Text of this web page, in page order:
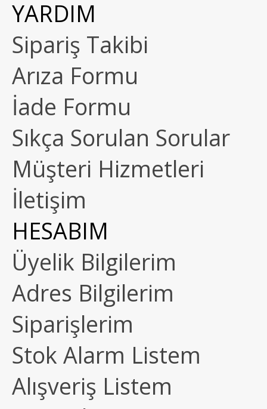
YARDIM
Sipariş Takibi
Arıza Formu
İade Formu
Sıkça Sorulan Sorular
Müşteri Hizmetleri
İletişim
HESABIM
Üyelik Bilgilerim
Adres Bilgilerim
Siparişlerim
Stok Alarm Listem
Alışveriş Listem